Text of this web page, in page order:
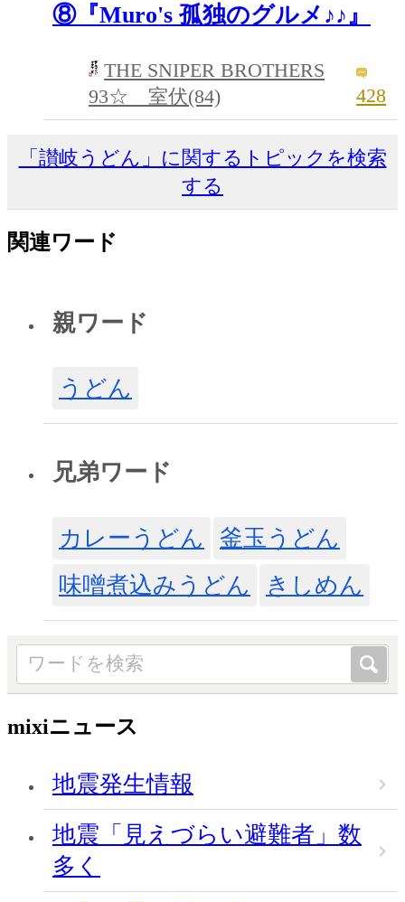
⑧『Muro's 孤独のグルメ♪♪』
THE SNIPER BROTHERS
93☆ 室伏(84)
428
「讃岐うどん」に関するトピックを検索
する
関連ワード
親ワード
うどん
兄弟ワード
カレーうどん
釜玉うどん
味噌煮込みうどん
きしめん
mixiニュース
地震発生情報
地震「見えづらい避難者」数
多く